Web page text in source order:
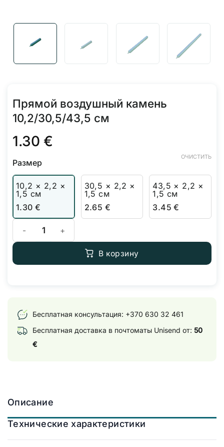
Прямой воздушный камень
10,2/30,5/43,5 см
1.30 €
Размер
10,2 × 2,2 ×
1,5 см
1.30€
30,5 × 2,2 ×
1,5 см
2.65 €
43,5 × 2,2 ×
1,5 см
3.45€
ОЧИСТИТЬ
Количество товара Прямой воздушный камень 10,2/30,5/
В корзину
Бесплатная консультация: +370 630 32 461
Бесплатная доставка в почтоматы Unisend от: 50
€
Описание
Технические характеристики